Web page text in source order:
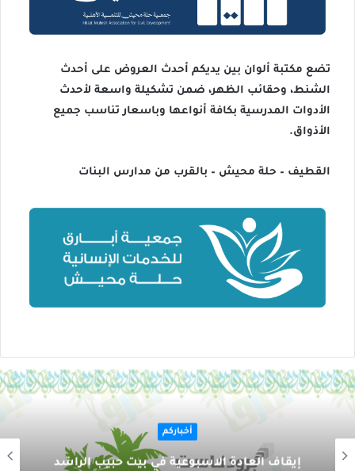
تضع مكتبة ألوان بين يديكم أحدث العروض على أحدث
الشنط، وحقائب الظهر، ضمن تشكيلة واسعة لأحدث
الأدوات المدرسية بكافة أنواعها وباسعار تناسب جميع
الأذواق.
القطيف – حلة محيش – بالقرب من مدارس البنات
أخباركم
إيقاف العادة الاسبوعية في بيت حبيب الراشد